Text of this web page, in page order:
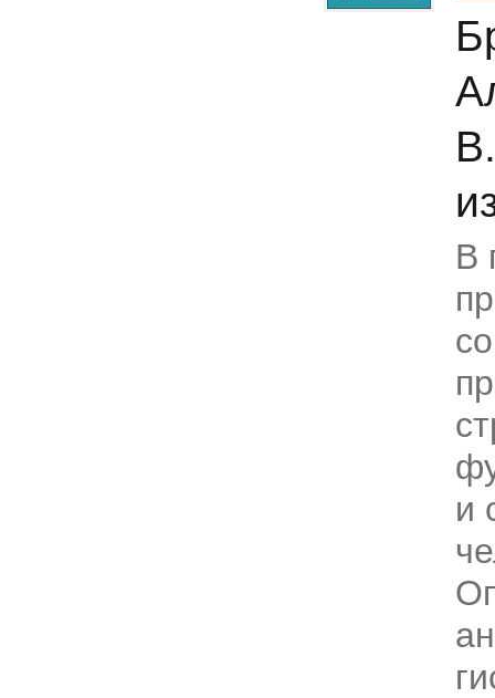
В
и